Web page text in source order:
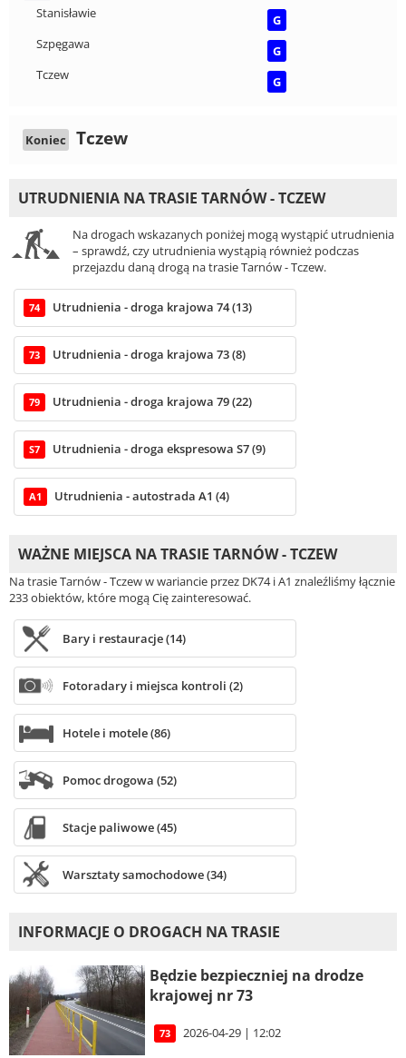
Stanisławie
G
Szpęgawa
G
Tczew
G
Koniec Tczew
UTRUDNIENIA NA TRASIE TARNÓW - TCZEW
Na drogach wskazanych poniżej mogą wystąpić utrudnienia
– sprawdź, czy utrudnienia wystąpią również podczas
przejazdu daną drogą na trasie Tarnów - Tczew.
74 Utrudnienia - droga krajowa 74 (13)
73 Utrudnienia - droga krajowa 73 (8)
79 Utrudnienia - droga krajowa 79 (22)
S7 Utrudnienia - droga ekspresowa S7 (9)
A1 Utrudnienia - autostrada A1 (4)
WAŻNE MIEJSCA NA TRASIE TARNÓW - TCZEW
Na trasie Tarnów - Tczew w wariancie przez DK74 i A1 znaleźliśmy łącznie
233 obiektów, które mogą Cię zainteresować.
Bary i restauracje (14)
Fotoradary i miejsca kontroli (2)
Hotele i motele (86)
Pomoc drogowa (52)
Stacje paliwowe (45)
Warsztaty samochodowe (34)
INFORMACJE O DROGACH NA TRASIE
Będzie bezpieczniej na drodze
krajowej nr 73
73 2026-04-29 | 12:02